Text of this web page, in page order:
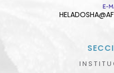
E-